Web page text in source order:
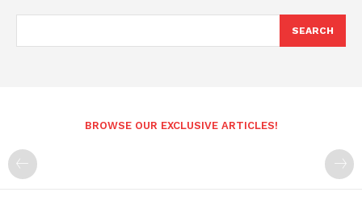
SEARCH
BROWSE OUR EXCLUSIVE ARTICLES!